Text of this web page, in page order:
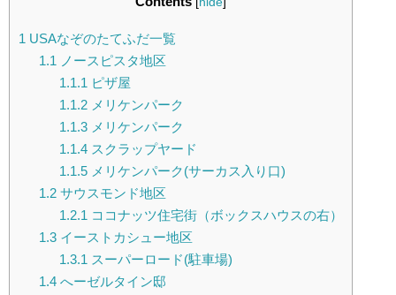
1 USAなぞのたてふだ一覧
1.1 ノースピスタ地区
1.1.1 ピザ屋
1.1.2メリケンパーク
1.1.3メリケンパーク
1.1.4スクラップヤード
1.1.5メリケンパーク(サーカス入り口)
1.2サウスモンド地区
1.2.1 ココナッツ住宅街（ボックスハウスの右）
1.3イーストカシュー地区
1.3.1 スーパーロード(駐車場)
1.4へーゼルタイン邸